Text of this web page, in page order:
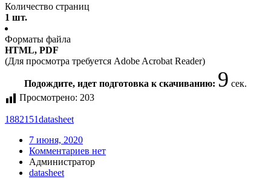
Количество страниц
1 шт.
Форматы файла
HTML, PDF
(Для просмотра требуется Adobe Acrobat Reader)
Подождите, идет подготовка к скачиванию: 9 сек.
Просмотрено: 203
1882151datasheet
7 июня, 2020
Комментариев нет
Администратор
datasheet